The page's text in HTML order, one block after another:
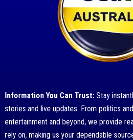
Information You Can Trust: Stay
stories and live updates. From politics
entertainment and beyond, we provide
rely on, making us your dependable